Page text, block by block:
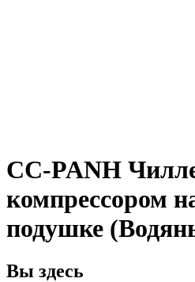
CC-PANH
компрессором
подушке
Вы здесь